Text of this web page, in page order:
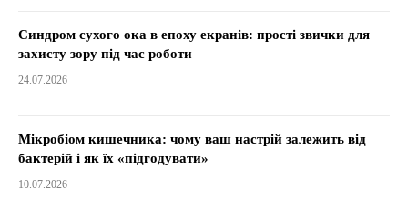
Синдром сухого ока в епоху екранів: прості звички для
захисту зору під час роботи
24.07.2026
Мікробіом кишечника: чому ваш настрій залежить від
бактерій і як їх «підгодувати»
10.07.2026